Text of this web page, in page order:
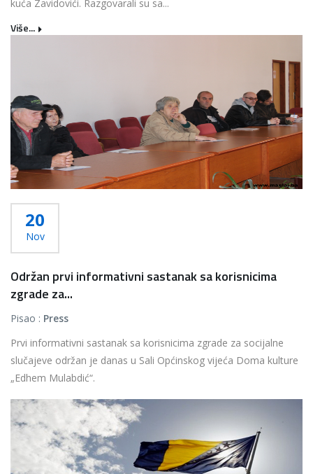
kuća Zavidovići. Razgovarali su sa...
Više...
20
Nov
Održan prvi informativni sastanak sa korisnicima
zgrade za...
Pisao : Press
Prvi informativni sastanak sa korisnicima zgrade za socijalne
slučajeve održan je danas u Sali Općinskog vijeća Doma kulture
„Edhem Mulabdić“.
...
Više...